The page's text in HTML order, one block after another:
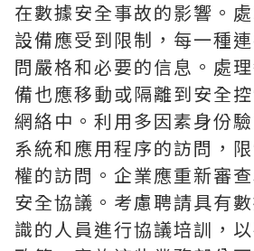
在數據安全事故的影響。
設備應受到限制，每一種
問嚴格和必要的信息。處
備也應移動或隔離到安全
網絡中。利用多因素身份
系統和應用程序的訪問，
權的訪問。企業應重新審
安全協議。考慮聘請具有
識的人員進行協議培訓，